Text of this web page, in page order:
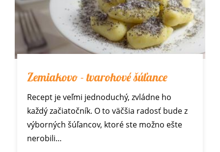
Zemiakovo - tvarohové šúľance
Recept je veľmi jednoduchý, zvládne ho
každý začiatočník. O to väčšia radosť bude z
výborných šúľancov, ktoré ste možno ešte
nerobili…